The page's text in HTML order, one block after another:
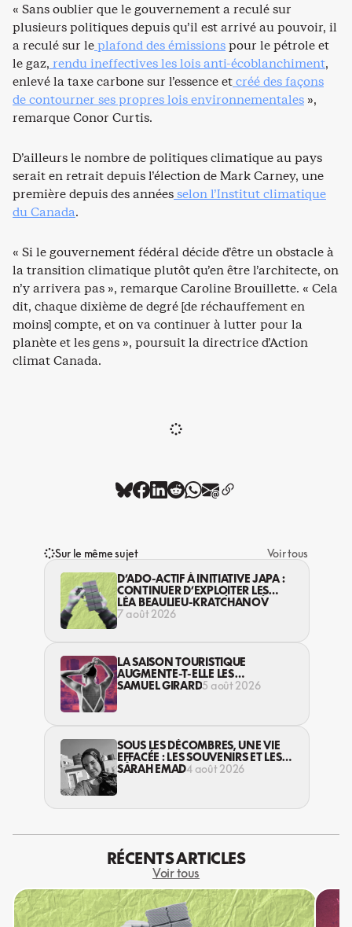
« Sans oublier que le gouvernement a reculé sur
plusieurs politiques depuis qu’il est arrivé au pouvoir, il
a reculé sur leplafond des émissionspour le pétrole et
le gaz, rendu ineffectives les lois anti-écoblanchiment,
enlevé la taxe carbone sur l’essence etcréé des façons
de contourner ses propres lois environnementales »,
remarque Conor Curtis.
D’ailleurs le nombre de politiques climatique au pays
serait en retrait depuis l’élection de Mark Carney, une
première depuis des annéesselon l’Institut climatique
du Canada.
« Si le gouvernement fédéral décide d’être un obstacle à
la transition climatique plutôt qu’en être l’architecte, on
n’y arrivera pas », remarque Caroline Brouillette. « Cela
dit, chaque dixième de degré [de réchauffement en
moins] compte, et on va continuer à lutter pour la
planète et les gens », poursuit la directrice d’Action
climat Canada.
Sur le même sujet
Voir tous
D’ADO-ACTIF À INITIATIVE JAPA :
CONTINUER D’EXPLOITER LES
JEUNES… DANS LA LÉGALITÉ?
LÉA BEAULIEU-KRATCHANOV
7 août 2026
LA SAISON TOURISTIQUE
AUGMENTE-T-ELLE LES
VIOLENCES CONTRE LES
SAMUEL GIRARD5 août 2026
SOUS LES DÉCOMBRES, UNE VIE
EFFACÉE : LES SOUVENIRS ET LES
RÊVES PERDUS DES HABITANT·ES
SARAH EMAD4 août 2026
RÉCENTS ARTICLES
Voir tous